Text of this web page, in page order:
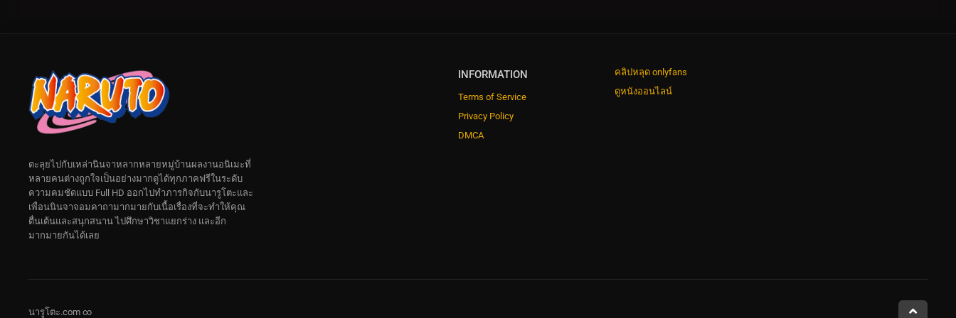
INFORMATION
Terms of Service
Privacy Policy
DMCA
คลิปหลุด onlyfans
ดูหนังออนไลน์
ตะลุยไปกับเหล่านินจาหลากหลายหมู่บ้านผลงานอนิเมะที่
หลายคนต่างถูกใจเป็นอย่างมากดูได้ทุกภาคฟรีในระดับ
ความคมชัดแบบ Full HD ออกไปทำภารกิจกับนารูโตะและ
เพื่อนนินจาจอมคาถามากมายกับเนื้อเรื่องที่จะทำให้คุณ
ตื่นเต้นและสนุกสนาน ไปศึกษาวิชาแยกร่าง และอีก
มากมายกันได้เลย
นารูโตะ.com ∞